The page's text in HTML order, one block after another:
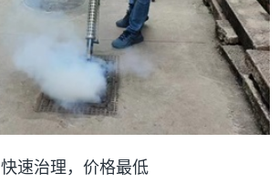
快速治理，价格最低